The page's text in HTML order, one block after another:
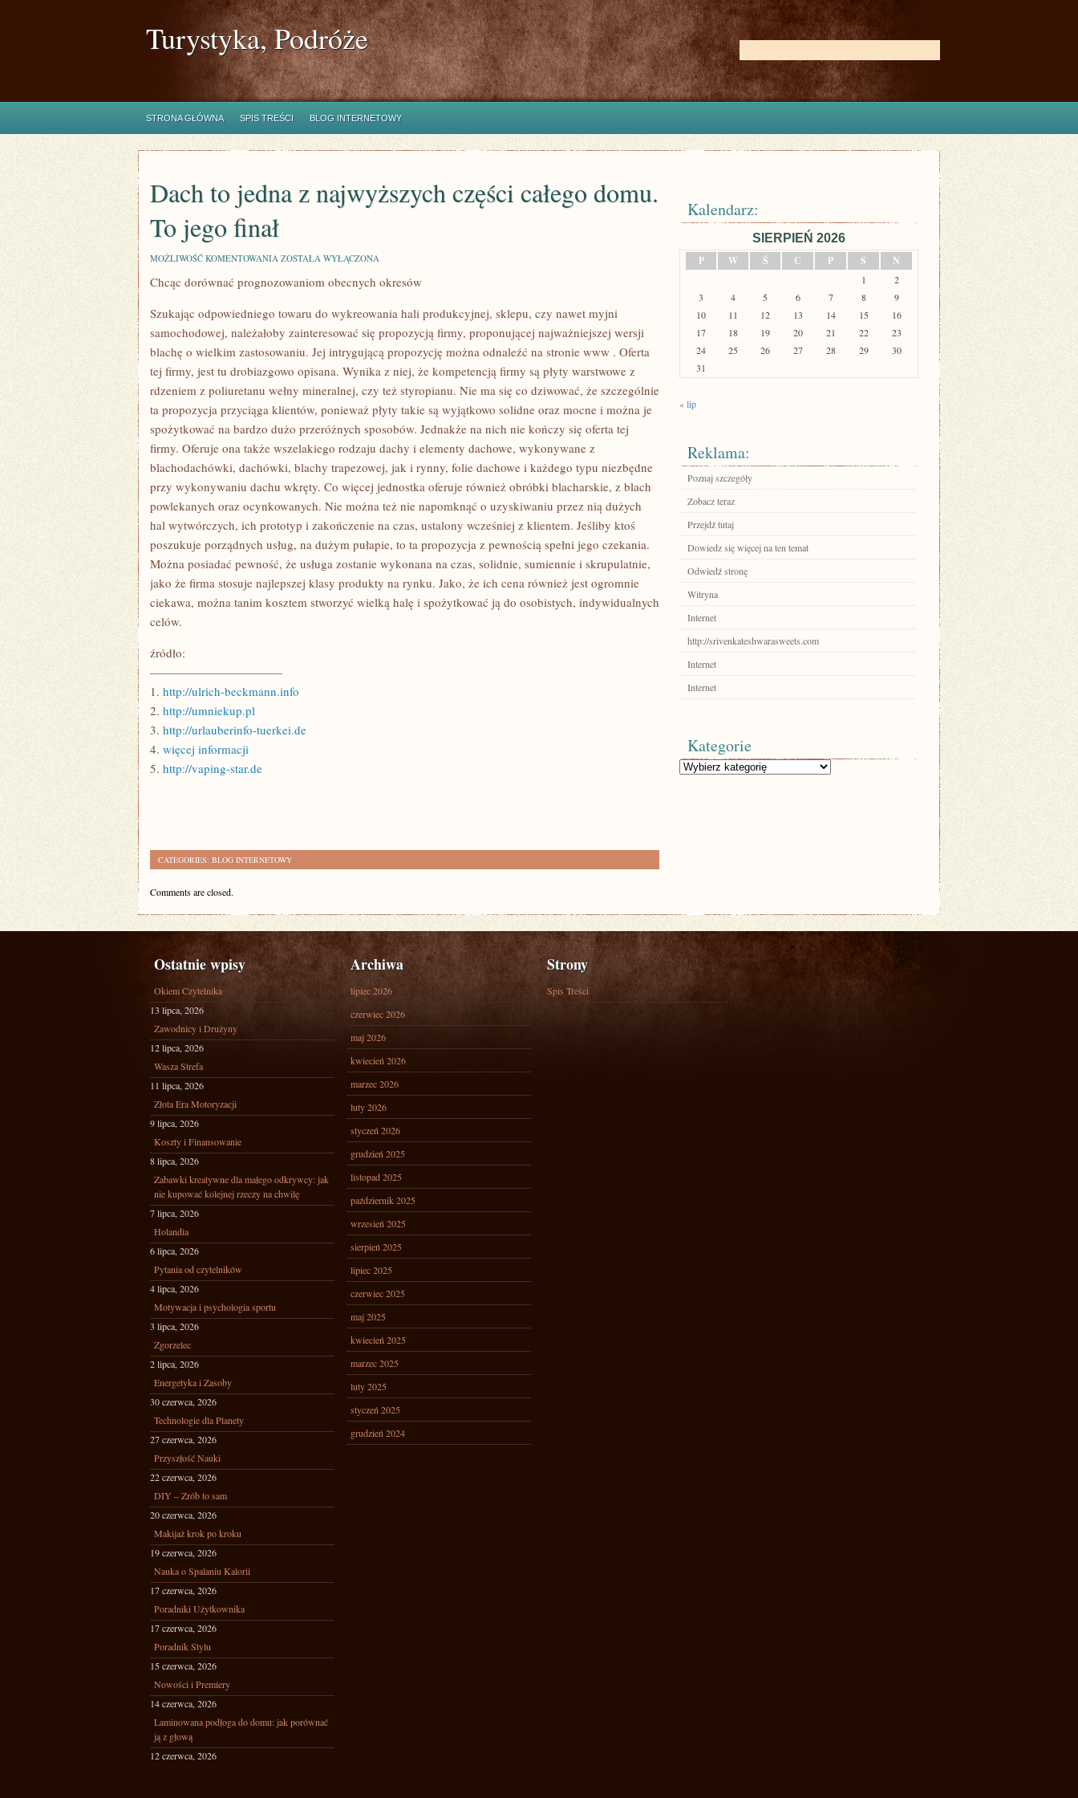
Turystyka, Podróże
STRONA GŁÓWNA SPIS TREŚCI BLOG INTERNETOWY
Dach to jedna z najwyższych części całego domu.
To jego finał
MOŻLIWOŚĆ KOMENTOWANIA DACH
JEDNA
CZĘŚCI
CAŁEGO
DOMU.
TO
FINAŁ
ZOSTAŁA WYŁĄCZONA
Chcąc dorównać prognozowaniom obecnych okresów
Szukając odpowiedniego towaru do wykreowania hali produkcyjnej, sklepu, czy nawet myjni
samochodowej, należałoby zainteresować się propozycją firmy, proponującej najważniejszej wersji
blachę o wielkim zastosowaniu. Jej intrygującą propozycję można odnaleźć na stronie www . Oferta
tej firmy, jest tu drobiazgowo opisana. Wynika z niej, że kompetencją firmy są płyty warstwowe z
rdzeniem z poliuretanu wełny mineralnej, czy też styropianu. Nie ma się co dziwować, że szczególnie
ta propozycja przyciąga klientów, ponieważ płyty takie są wyjątkowo solidne oraz mocne i można je
spożytkować na bardzo dużo przeróżnych sposobów. Jednakże na nich nie kończy się oferta tej
firmy. Oferuje ona także wszelakiego rodzaju dachy i elementy dachowe, wykonywane z
blachodachówki, dachówki, blachy trapezowej, jak i rynny, folie dachowe i każdego typu niezbędne
przy wykonywaniu dachu wkręty. Co więcej jednostka oferuje również obróbki blacharskie, z blach
powlekanych oraz ocynkowanych. Nie można też nie napomknąć o uzyskiwaniu przez nią dużych
hal wytwórczych, ich prototyp i zakończenie na czas, ustalony wcześniej z klientem. Jeśliby ktoś
poszukuje porządnych usług, na dużym pułapie, to ta propozycja z pewnością spełni jego czekania.
Można posiadać pewność, że usługa zostanie wykonana na czas, solidnie, sumiennie i skrupulatnie,
jako że firma stosuje najlepszej klasy produkty na rynku. Jako, że ich cena również jest ogromnie
ciekawa, można tanim kosztem stworzyć wielką halę i spożytkować ją do osobistych, indywidualnych
celów.
źródło:
———————————
1. http://ulrich-beckmann.info
2. http://umniekup.pl
3. http://urlauberinfo-tuerkei.de
4. więcej informacji
5. http://vaping-star.de
CATEGORIES: BLOG INTERNETOWY
Comments are closed.
Kalendarz:
SIERPIEŃ 2026
P
W Ś C P S N
1
2
3
4 5 6 7 8
9
10
11 12 13 14 15
16
17
18 19 20 21 22
23
24
25 26 27 28 29
30
31
« lip
Reklama:
Poznaj szczegóły
Zobacz teraz
Przejdź tutaj
Dowiedz się więcej na ten temat
Odwiedź stronę
Witryna
Internet
http://srivenkateshwarasweets.com
Internet
Internet
Kategorie
Kategorie
Ostatnie wpisy
Okiem Czytelnika
13 lipca, 2026
Zawodnicy i Drużyny
12 lipca, 2026
Wasza Strefa
11 lipca, 2026
Złota Era Motoryzacji
9 lipca, 2026
Koszty i Finansowanie
8 lipca, 2026
Zabawki kreatywne dla małego odkrywcy: jak
nie kupować kolejnej rzeczy na chwilę
7 lipca, 2026
Holandia
6 lipca, 2026
Pytania od czytelników
4 lipca, 2026
Motywacja i psychologia sportu
3 lipca, 2026
Zgorzelec
2 lipca, 2026
Energetyka i Zasoby
30 czerwca, 2026
Technologie dla Planety
27 czerwca, 2026
Przyszłość Nauki
22 czerwca, 2026
DIY – Zrób to sam
20 czerwca, 2026
Makijaż krok po kroku
19 czerwca, 2026
Nauka o Spalaniu Kalorii
17 czerwca, 2026
Poradniki Użytkownika
17 czerwca, 2026
Poradnik Stylu
15 czerwca, 2026
Nowości i Premiery
14 czerwca, 2026
Laminowana podłoga do domu: jak porównać
ją z głową
12 czerwca, 2026
Archiwa
lipiec 2026
czerwiec 2026
maj 2026
kwiecień 2026
marzec 2026
luty 2026
styczeń 2026
grudzień 2025
listopad 2025
październik 2025
wrzesień 2025
sierpień 2025
lipiec 2025
czerwiec 2025
maj 2025
kwiecień 2025
marzec 2025
luty 2025
styczeń 2025
grudzień 2024
Strony
Spis Treści